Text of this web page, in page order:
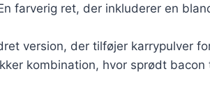
farverig ret, der inkluderer en
version, der tilføjer karrypulver
kombination, hvor sprødt